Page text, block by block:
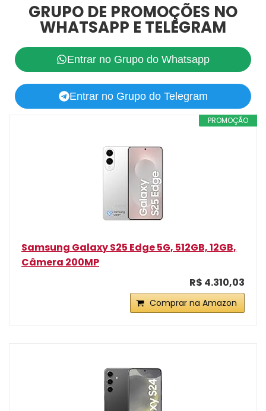
GRUPO DE PROMOÇÕES NO
WHATSAPP E TELEGRAM
Entrar no Grupo do Whatsapp
Entrar no Grupo do Telegram
PROMOÇÃO
Samsung Galaxy S25 Edge 5G, 512GB, 12GB,
Câmera 200MP
R$ 4.310,03
Comprar na Amazon